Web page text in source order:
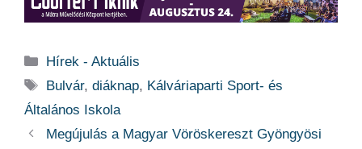
Kategória
Hírek - Aktuális
Címkék
Bulvár,diáknap, Kálváriaparti Sport- és
Általános Iskola
Megújulás a Magyar Vöröskereszt Gyöngyösi